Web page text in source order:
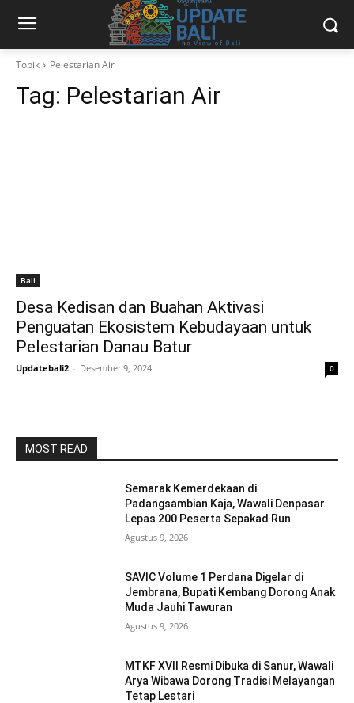
Topik Pelestarian Air
Tag: Pelestarian Air
Bali
Desa Kedisan dan Buahan Aktivasi
Penguatan Ekosistem Kebudayaan untuk
Pelestarian Danau Batur
Updatebali2 - Desember 9, 2024 0
MOST READ
Semarak Kemerdekaan di
Padangsambian Kaja, Wawali Denpasar
Lepas 200 Peserta Sepakad Run
Agustus 9, 2026
SAVIC Volume 1 Perdana Digelar di
Jembrana, Bupati Kembang Dorong Anak
Muda Jauhi Tawuran
Agustus 9, 2026
MTKF XVII Resmi Dibuka di Sanur, Wawali
Arya Wibawa Dorong Tradisi Melayangan
Tetap Lestari